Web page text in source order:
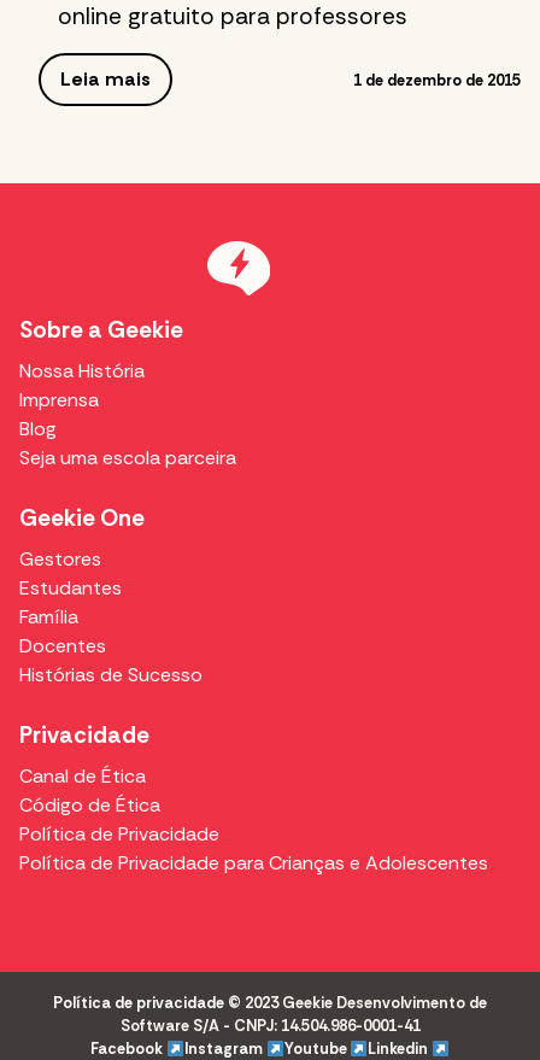
online gratuito para professores
Leia mais 1 de dezembro de 2015
Sobre a Geekie
Nossa História
Imprensa
Blog
Seja uma escola parceira
Geekie One
Gestores
Estudantes
Família
Docentes
Histórias de Sucesso
Privacidade
Canal de Ética
Código de Ética
Política de Privacidade
Política de Privacidade para Crianças e Adolescentes
Política de privacidade © 2023 Geekie Desenvolvimento de
Software S/A - CNPJ: 14.504.986-0001-41
Facebook
Instagram Youtube Linkedin